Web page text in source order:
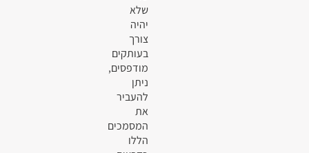
שלא
יהיה
צורך
בעותקים
מודפסים,
ניתן
להעביר
את
המסמכים
הללו